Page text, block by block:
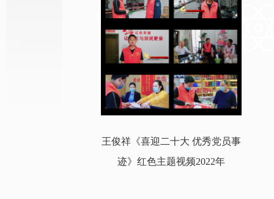
王俊祥《喜迎二十大 优秀党员事
迹》红色主题视频2022年